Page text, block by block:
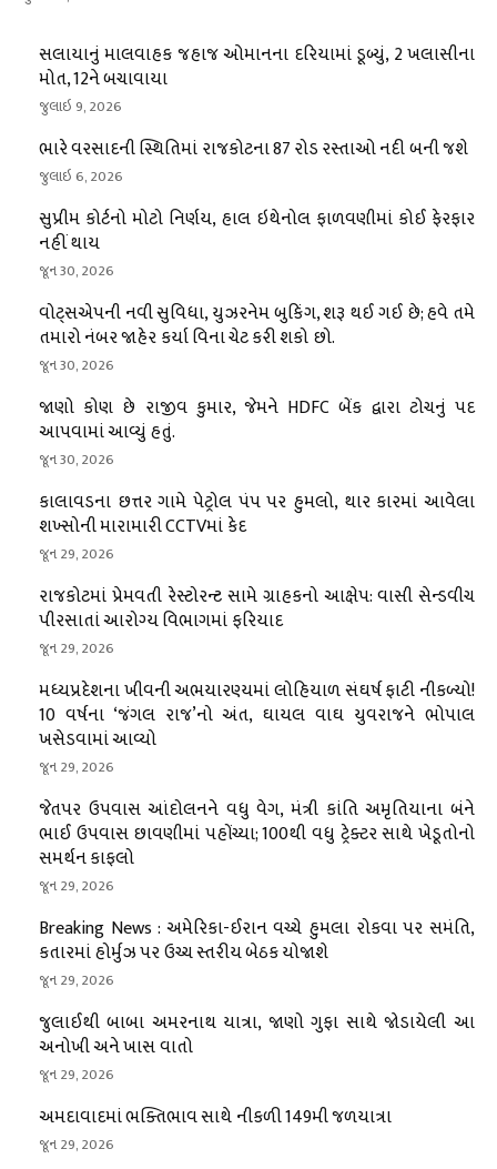
સલાયાનું માલવાહક જહાજ ઓમાનના દરિયામાં ડૂબ્યું, 2 ખલાસીના
મોત, 12ને બચાવાયા
જુલાઇ 9, 2026
ભારે વરસાદની સ્થિતિમાં રાજકોટના 87 રોડ રસ્તાઓ નદી બની જશે
જુલાઇ 6, 2026
સુપ્રીમ કોર્ટનો મોટો નિર્ણય, હાલ ઇથેનોલ ફાળવણીમાં કોઈ ફેરફાર
નહીં થાય
જૂન 30, 2026
વોટ્સએપની નવી સુવિધા, યુઝરનેમ બુકિંગ, શરૂ થઈ ગઈ છે; હવે તમે
તમારો નંબર જાહેર કર્યા વિના ચેટ કરી શકો છો.
જૂન 30, 2026
જાણો કોણ છે રાજીવ કુમાર, જેમને HDFC બેંક દ્વારા ટોચનું પદ
આપવામાં આવ્યું હતું.
જૂન 30, 2026
કાલાવડના છત્તર ગામે પેટ્રોલ પંપ પર હુમલો, થાર કારમાં આવેલા
શખ્સોની મારામારી CCTVમાં કેદ
જૂન 29, 2026
રાજકોટમાં પ્રેમવતી રેસ્ટોરન્ટ સામે ગ્રાહકનો આક્ષેપ: વાસી સેન્ડવીચ
પીરસાતાં આરોગ્ય વિભાગમાં ફરિયાદ
જૂન 29, 2026
મધ્યપ્રદેશના ખીવની અભયારણ્યમાં લોહિયાળ સંઘર્ષ ફાટી નીકળ્યો!
10 વર્ષના ‘જંગલ રાજ’નો અંત, ઘાયલ વાઘ યુવરાજને ભોપાલ
ખસેડવામાં આવ્યો
જૂન 29, 2026
જેતપર ઉપવાસ આંદોલનને વધુ વેગ, મંત્રી કાંતિ અમૃતિયાના બંને
ભાઈ ઉપવાસ છાવણીમાં પહોંચ્યા; 100થી વધુ ટ્રેક્ટર સાથે ખેડૂતોનો
સમર્થન કાફલો
જૂન 29, 2026
Breaking News : અમેરિકા-ઈરાન વચ્ચે હુમલા રોકવા પર સમંતિ,
કતારમાં હોર્મુઝ પર ઉચ્ચ સ્તરીય બેઠક યોજાશે
જૂન 29, 2026
જુલાઈથી બાબા અમરનાથ યાત્રા, જાણો ગુફા સાથે જોડાયેલી આ
અનોખી અને ખાસ વાતો
જૂન 29, 2026
અમદાવાદમાં ભક્તિભાવ સાથે નીકળી 149મી જળયાત્રા
જૂન 29, 2026